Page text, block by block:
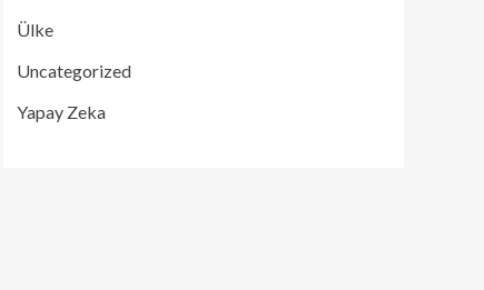
Ülke
Uncategorized
Yapay Zeka